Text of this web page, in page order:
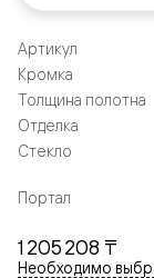
1 205 208 ₸
Необходимо
Артикул
Кромка
Толщина полотна
Отделка
Стекло
Портал